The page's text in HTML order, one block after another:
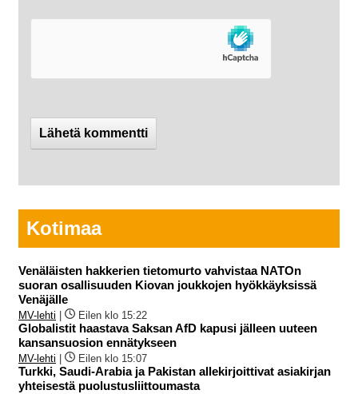
Kotimaa
Venäläisten hakkerien tietomurto vahvistaa NATOn
suoran osallisuuden Kiovan joukkojen hyökkäyksissä
Venäjälle
MV-lehti Eilen klo 15:22
Globalistit haastava Saksan AfD kapusi jälleen uuteen
kansansuosion ennätykseen
MV-lehti Eilen klo 15:07
Turkki, Saudi-Arabia ja Pakistan allekirjoittivat asiakirjan
yhteisestä puolustusliittoumasta